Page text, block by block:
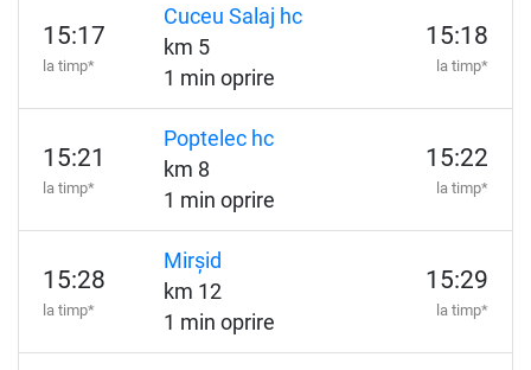
15:17
la timp*
Cuceu Salaj hc
km 5
1 min oprire
15:18
la timp*
15:21
la timp*
Poptelec hc
km 8
1 min oprire
15:22
la timp*
15:28
la timp*
Mirșid
km 12
1 min oprire
15:29
la timp*